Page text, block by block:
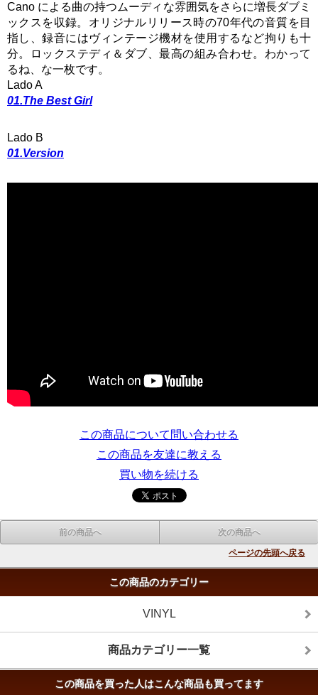
Cano による曲の持つムーディな雰囲気をさらに増長ダブミ
ックスを収録。オリジナルリリース時の70年代の音質を目
指し、録音にはヴィンテージ機材を使用するなど拘りも十
分。ロックステディ＆ダブ、最高の組み合わせ。わかって
るね、な一枚です。
Lado A
01.The Best Girl
Lado B
01.Version
この商品について問い合わせる
この商品を友達に教える
買い物を続ける
前の商品へ 次の商品へ
ページの先頭へ戻る
この商品のカテゴリー
VINYL
商品カテゴリー一覧
この商品を買った人はこんな商品も買ってます